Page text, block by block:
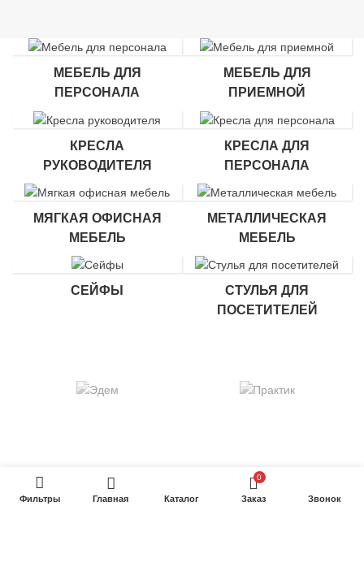
МЕБЕЛЬ ДЛЯ
ПЕРСОНАЛА
МЕБЕЛЬ ДЛЯ
ПРИЕМНОЙ
КРЕСЛА
РУКОВОДИТЕЛЯ
КРЕСЛА ДЛЯ
ПЕРСОНАЛА
МЯГКАЯ ОФИСНАЯ
МЕБЕЛЬ
МЕТАЛЛИЧЕСКАЯ
МЕБЕЛЬ
СЕЙФЫ
СТУЛЬЯ ДЛЯ
ПОСЕТИТЕЛЕЙ
Офисная мебель от Art Karavan
Фильтры Главная Каталог
0
Заказ Звонок